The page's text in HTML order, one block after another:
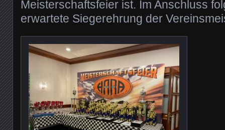
Meisterschaftsfeier ist. Im Anschluss
erwartete Siegerehrung der